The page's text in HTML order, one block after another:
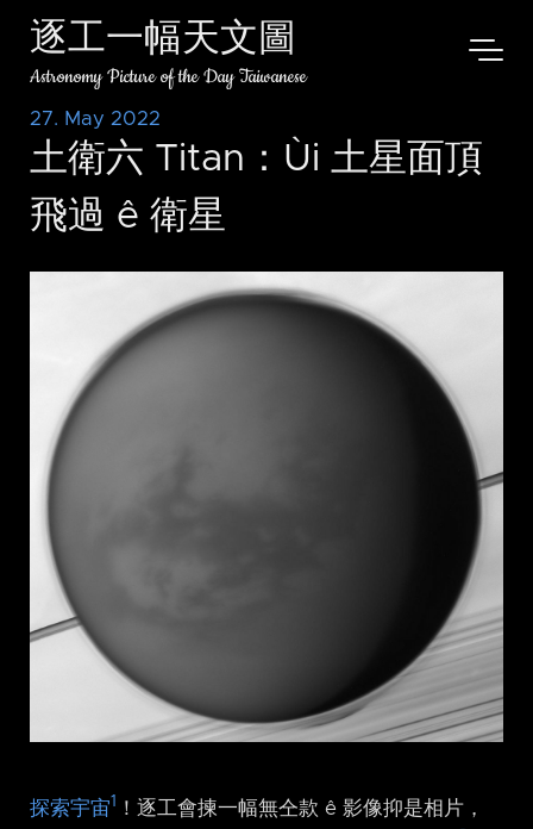
逐工一幅天文圖
Astronomy Picture of the Day Taiwanese
27. May 2022
土衛六 Titan：Ùi 土星面頂
飛過 ê 衛星
探索宇宙1
！逐工會揀一幅無仝款 ê 影像抑是相片，